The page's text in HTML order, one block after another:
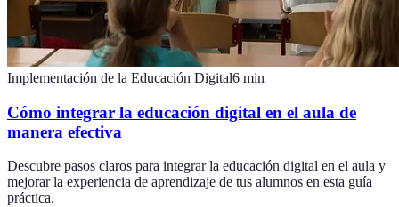
Implementación de la Educación Digital6 min
Cómo integrar la educación digital en el aula de
manera efectiva
Descubre pasos claros para integrar la educación digital en el aula y
mejorar la experiencia de aprendizaje de tus alumnos en esta guía
práctica.